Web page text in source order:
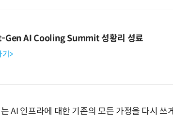
Gen AI Cooling Summit 성황리 성료
기>
AI 인프라에 대한 기존의 모든 가정을 다시 쓰게